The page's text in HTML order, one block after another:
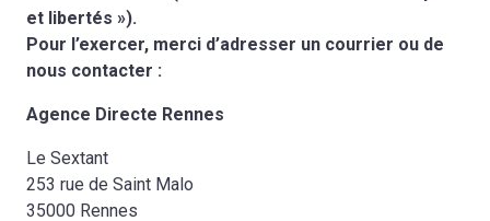
et libertés »).
Pour l’exercer, merci d’adresser un courrier ou de
nous contacter :
Agence Directe Rennes
Le Sextant
253 rue de Saint Malo
35000 Rennes